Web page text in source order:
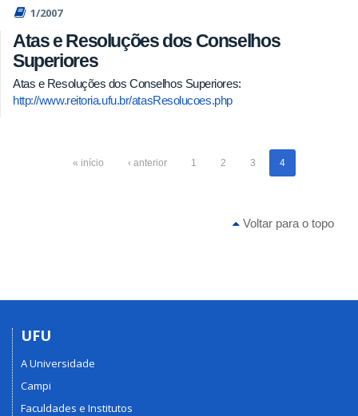
1/2007
Atas e Resoluções dos Conselhos
Superiores
Atas e Resoluções dos Conselhos Superiores:
http://www.reitoria.ufu.br/atasResolucoes.php
« início ‹ anterior 1 2 3 4
Voltar para o topo
UFU
A Universidade
Campi
Faculdades e Institutos